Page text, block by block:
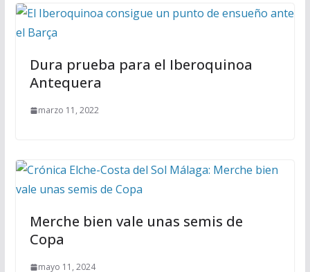
Dura prueba para el Iberoquinoa
Antequera
marzo 11, 2022
Merche bien vale unas semis de
Copa
mayo 11, 2024